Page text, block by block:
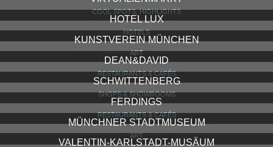
HUGENDUBEL FÜNF HÖFE
SHOPS & SHOWROOMS